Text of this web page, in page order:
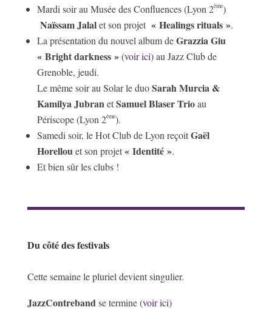
Mardi soir au Musée des Confluences (Lyon 2ème)
Naïssam Jalalet son projet « Healings rituals ».
La présentation du nouvel album deGrazzia Giu
« Bright darkness »(voir ici) au Jazz Club de
Grenoble, jeudi.
Le même soir au Solar le duoSarah Murcia &
Kamilya Jubran etSamuel Blaser Trioau
Périscope (Lyon 2ème).
Samedi soir, le Hot Club de Lyon reçoitGaël
Horellou et son projet« Identité ».
Et bien sûr les clubs !
Du côté des festivals
Cette semaine le pluriel devient singulier.
JazzContreband se termine (voir ici)